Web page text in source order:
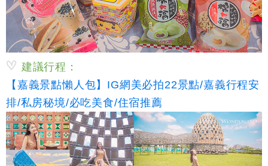
建議行程：
【嘉義景點懶人包】IG網美必拍22景點/嘉義行程安
排/私房秘境/必吃美食/住宿推薦